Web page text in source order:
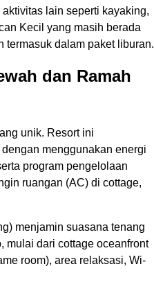
lain seperti kayaking,
Kecil yang masih berada
termasuk dalam paket liburan.
dan Ramah
unik. Resort ini
menggunakan energi
program pengelolaan
ruangan (AC) di cottage,
menjamin suasana tenang
mulai dari cottage oceanfront
room), area relaksasi, Wi-